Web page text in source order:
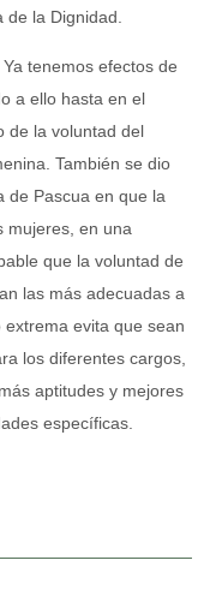
la Dignidad.
tenemos efectos de
a ello hasta en el
de la voluntad del
También se dio
de Pascua en que la
mujeres, en una
que la voluntad de
las más adecuadas a
evita que sean
los diferentes cargos,
aptitudes y mejores
específicas.